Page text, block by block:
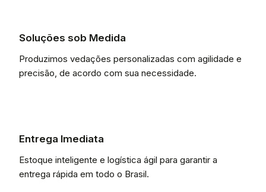
Soluções sob Medida
Produzimos vedações personalizadas com agilidade e
precisão, de acordo com sua necessidade.
Entrega Imediata
Estoque inteligente e logística ágil para garantir a
entrega rápida em todo o Brasil.